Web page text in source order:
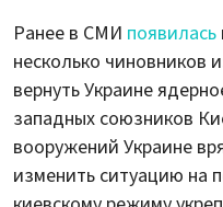
Ранее в СМИ появилась
несколько
вернуть Украине
западных союзников
вооружений Украине
изменить ситуацию на